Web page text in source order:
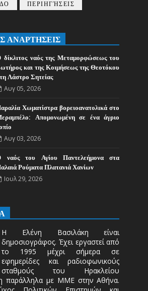
ΠΕΡΙΗΓΉΣΕΙΣ
ΑΝΑΡΤΗΣΕΙΣ
δίκλιτος ναός της Μεταμορφώσεως του
και της Κοιμήσεως της Θεοτόκου
Λάστρο Σητείας
Αυγ 05, 2026
Χωματίστρα βορειοανατολικά στο
Απομονωμένη σε ένα άγριο
Αυγ 03, 2026
ναός του Αγίου Παντελεήμονα στα
Ρούματα Πλατανιά Χανίων
Ιουλ 29, 2026
Η Ελένη Βασιλάκη είναι
δημοσιογράφος. Έχει εργαστεί από
το 1995 μέχρι σήμερα σε
εφημερίδες και ραδιοφωνικούς
σταθμούς του Ηρακλείου
παράλληλα με ΜΜΕ στην Αθήνα.